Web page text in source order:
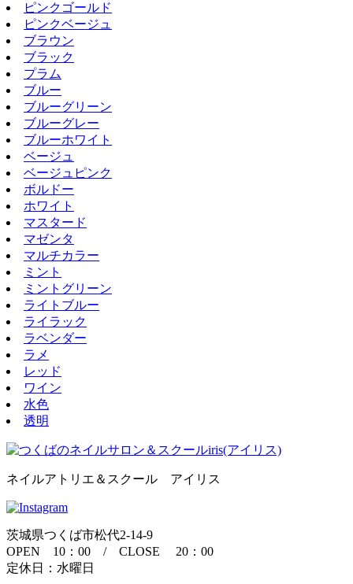
ピンクゴールド
ピンクベージュ
ブラウン
ブラック
プラム
ブルー
ブルーグリーン
ブルーグレー
ブルーホワイト
ベージュ
ベージュピンク
ボルドー
ホワイト
マスタード
マゼンタ
マルチカラー
ミント
ミントグリーン
ライトブルー
ライラック
ラベンダー
ラメ
レッド
ワイン
水色
透明
ネイルアトリエ＆スクール アイリス
茨城県つくば市松代2-14-9
OPEN 10：00 / CLOSE 20：00
定休日：水曜日